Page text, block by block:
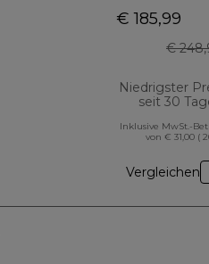
€ 185,99
€
Niedrigster
seit 30
Inklusive MwSt.-
von € 31,00 (
Vergleichen